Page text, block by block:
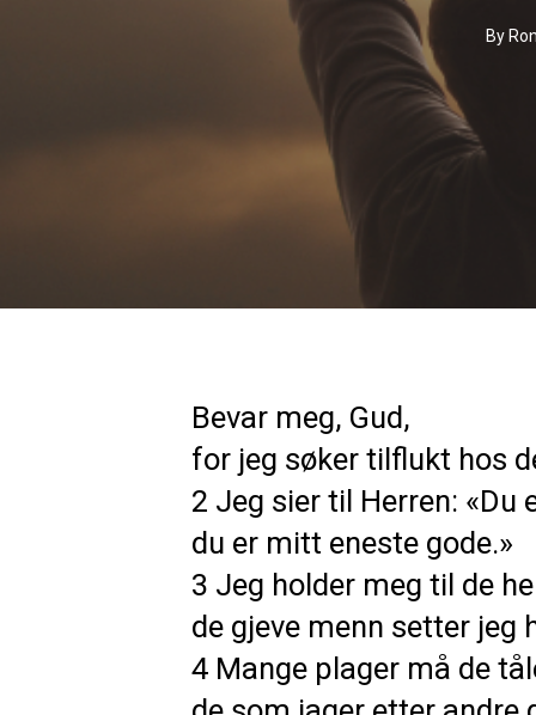
By
Bevar meg, Gud,
for jeg søker tilflukt hos
2 Jeg sier til Herren: «Du
du er mitt eneste gode.»
3 Jeg holder meg til de
de gjeve menn setter jeg
4 Mange plager må de